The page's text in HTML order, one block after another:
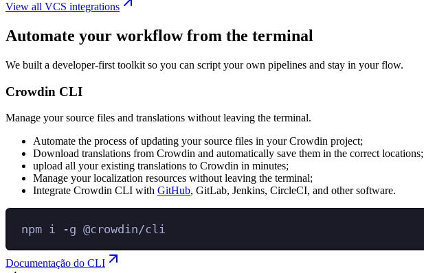
View all VCS integrations
Automate your workflow from the terminal
We built a developer-first toolkit so you can script your own pipelines and stay in your flow.
Crowdin CLI
Manage your source files and translations without leaving the terminal.
Automate the process of updating your source files in your Crowdin project;
Download translations from Crowdin and automatically save them in the correct locations;
upload all your existing translations to Crowdin in minutes;
Manage your localization resources without leaving the terminal;
Integrate Crowdin CLI with GitHub, GitLab, Jenkins, CircleCI, and other software.
npm i -g @crowdin/cli
Documentação do CLI